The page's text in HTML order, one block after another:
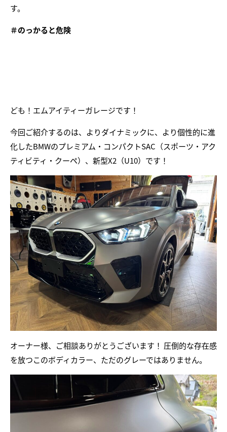
す。
＃のっかると危険
ども！エムアイティーガレージです！
今回ご紹介するのは、よりダイナミックに、より個性的に進
化したBMWのプレミアム・コンパクトSAC（スポーツ・アク
ティビティ・クーペ）、新型X2（U10）です！
オーナー様、ご相談ありがとうございます！ 圧倒的な存在感
を放つこのボディカラー、ただのグレーではありません。